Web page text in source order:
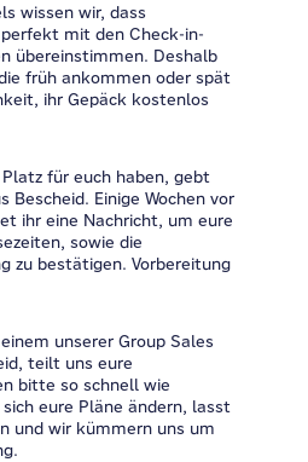
wissen wir, dass
mit den Check-in-
übereinstimmen. Deshalb
früh ankommen oder spät
ihr Gepäck kostenlos
für euch haben, gebt
Bescheid. Einige Wochen vor
ihr eine Nachricht, um eure
sowie die
zu bestätigen. Vorbereitung
unserer Group Sales
teilt uns eure
bitte so schnell wie
eure Pläne ändern, lasst
und wir kümmern uns um